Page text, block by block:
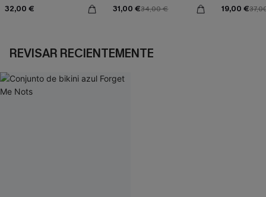
32,00 € 31,00 €34,00 € 19,00 €
REVISAR RECIENTEMENTE